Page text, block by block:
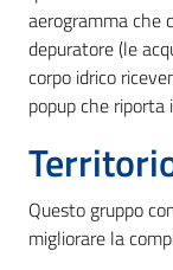
aerogramma che
depuratore (le
corpo idrico
popup che riporta
Questo gruppo
migliorare la